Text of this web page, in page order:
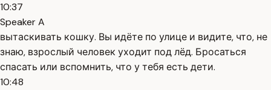
10:37
Speaker A
вытаскивать кошку. Вы идёте по улице и видите, что, не
знаю, взрослый человек уходит под лёд. Бросаться
спасать или вспомнить, что у тебя есть дети.
10:48